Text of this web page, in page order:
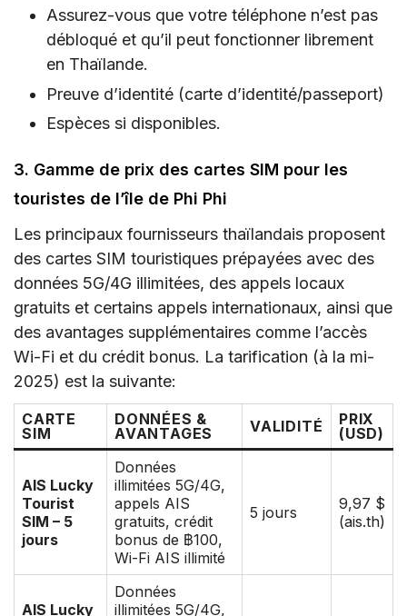
Assurez-vous que votre téléphone n’est pas
débloqué et qu’il peut fonctionner librement
en Thaïlande.
Preuve d’identité (carte d’identité/passeport)
Espèces si disponibles.
3. Gamme de prix des cartes SIM pour les
touristes de l’île de Phi Phi
Les principaux fournisseurs thaïlandais proposent
des cartes SIM touristiques prépayées avec des
données 5G/4G illimitées, des appels locaux
gratuits et certains appels internationaux, ainsi que
des avantages supplémentaires comme l’accès
Wi-Fi et du crédit bonus. La tarification (à la mi-
2025) est la suivante:
CARTE
SIM
DONNÉES &
AVANTAGES
VALIDITÉ
PRIX
(USD)
AIS Lucky
Tourist
SIM – 5
jours
Données
illimitées 5G/4G,
appels AIS
gratuits, crédit
bonus de ฿100,
Wi-Fi AIS illimité
5 jours
9,97 $
(ais.th)
AIS Lucky
Données
illimitées 5G/4G,